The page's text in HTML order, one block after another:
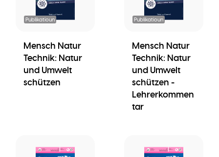
Publikatioun
Mensch Natur
Technik: Natur
und Umwelt
schützen
Publikatioun
Mensch Natur
Technik: Natur
und Umwelt
schützen -
Lehrerkommen
tar